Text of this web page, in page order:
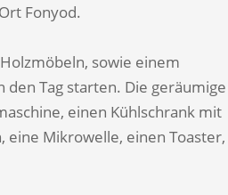
Fonyod.
sowie einem
Tag starten. Die geräumige
einen Kühlschrank mit
eine Mikrowelle, einen Toaster,